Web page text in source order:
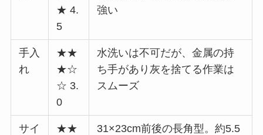
★ 4.
5
強い
手入
れ
★★
★☆
☆ 3.
0
水洗いは不可だが、金属の持
ち手があり灰を捨てる作業は
スムーズ
サイ
★★
31×23cm前後の長角型。約5.5